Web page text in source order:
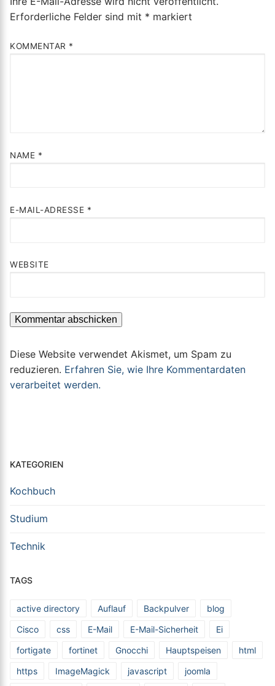
Erforderliche Felder sind mit * markiert
KOMMENTAR *
NAME *
E-MAIL-ADRESSE *
WEBSITE
Diese Website verwendet Akismet, um Spam zu
reduzieren. Erfahren Sie, wie Ihre Kommentardaten
verarbeitet werden.
KATEGORIEN
Kochbuch
Studium
Technik
TAGS
active directory Auflauf Backpulver
blog
Cisco
css E-Mail E-Mail-Sicherheit
Ei
fortigate
fortinet Gnocchi Hauptspeisen
html
https
ImageMagick javascript
joomla